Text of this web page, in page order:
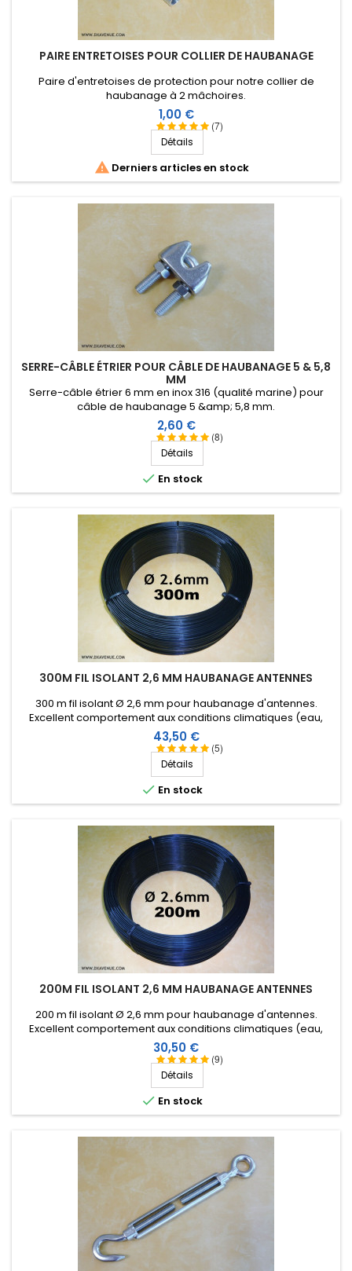
PAIRE ENTRETOISES POUR COLLIER DE HAUBANAGE
(7)
Paire d'entretoises de protection pour notre collier de
haubanage à 2 mâchoires.
Prix
1,00 €
Détails
 Derniers articles en stock
SERRE-CÂBLE ÉTRIER POUR CÂBLE DE HAUBANAGE 5 & 5,8
MM
(8)
Serre-câble étrier 6 mm en inox 316 (qualité marine) pour
câble de haubanage 5 &amp; 5,8 mm.
Prix
2,60 €
Détails
 En stock
300M FIL ISOLANT 2,6 MM HAUBANAGE ANTENNES
(5)
300 m fil isolant Ø 2,6 mm pour haubanage d'antennes.
Excellent comportement aux conditions climatiques (eau,
soleil, gel), résistance à la rupture élevée, très bonne
isolation HF, longévité de plus de 25 ans !
Prix
43,50 €
Détails
 En stock
200M FIL ISOLANT 2,6 MM HAUBANAGE ANTENNES
(9)
200 m fil isolant Ø 2,6 mm pour haubanage d'antennes.
Excellent comportement aux conditions climatiques (eau,
soleil, gel), résistance à la rupture élevée, très bonne
isolation HF, longévité de plus de 25 ans !
Prix
30,50 €
Détails
 En stock